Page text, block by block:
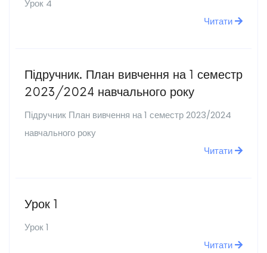
Урок 4
Читати
Підручник. План вивчення на 1 семестр
2023/2024 навчального року
Підручник План вивчення на 1 семестр 2023/2024
навчального року
Читати
Урок 1
Урок 1
Читати